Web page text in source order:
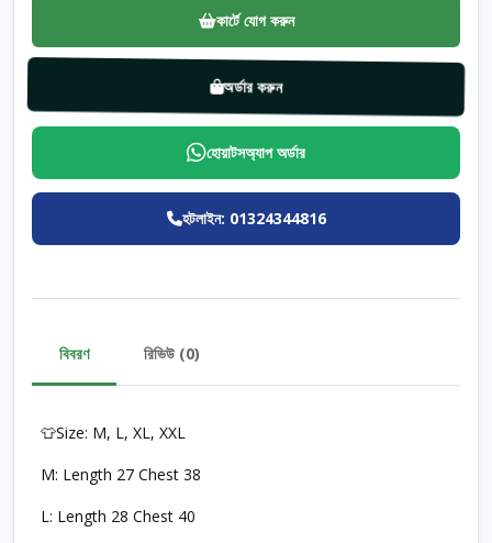
কার্টে যোগ করুন
অর্ডার করুন
হোয়াটসঅ্যাপ অর্ডার
হটলাইন: 01324344816
বিবরণ রিভিউ (0)
👕Size: M, L, XL, XXL
M: Length 27 Chest 38
L: Length 28 Chest 40